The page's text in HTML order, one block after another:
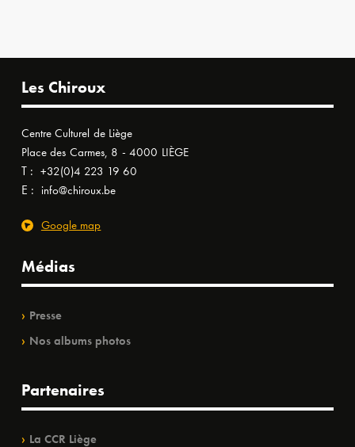
Les Chiroux
Centre Culturel de Liège
Place des Carmes, 8 - 4000 LIÈGE
T : +32(0)4 223 19 60
E : info@chiroux.be
Google map
Médias
Presse
Nos albums photos
Partenaires
La CCR Liège